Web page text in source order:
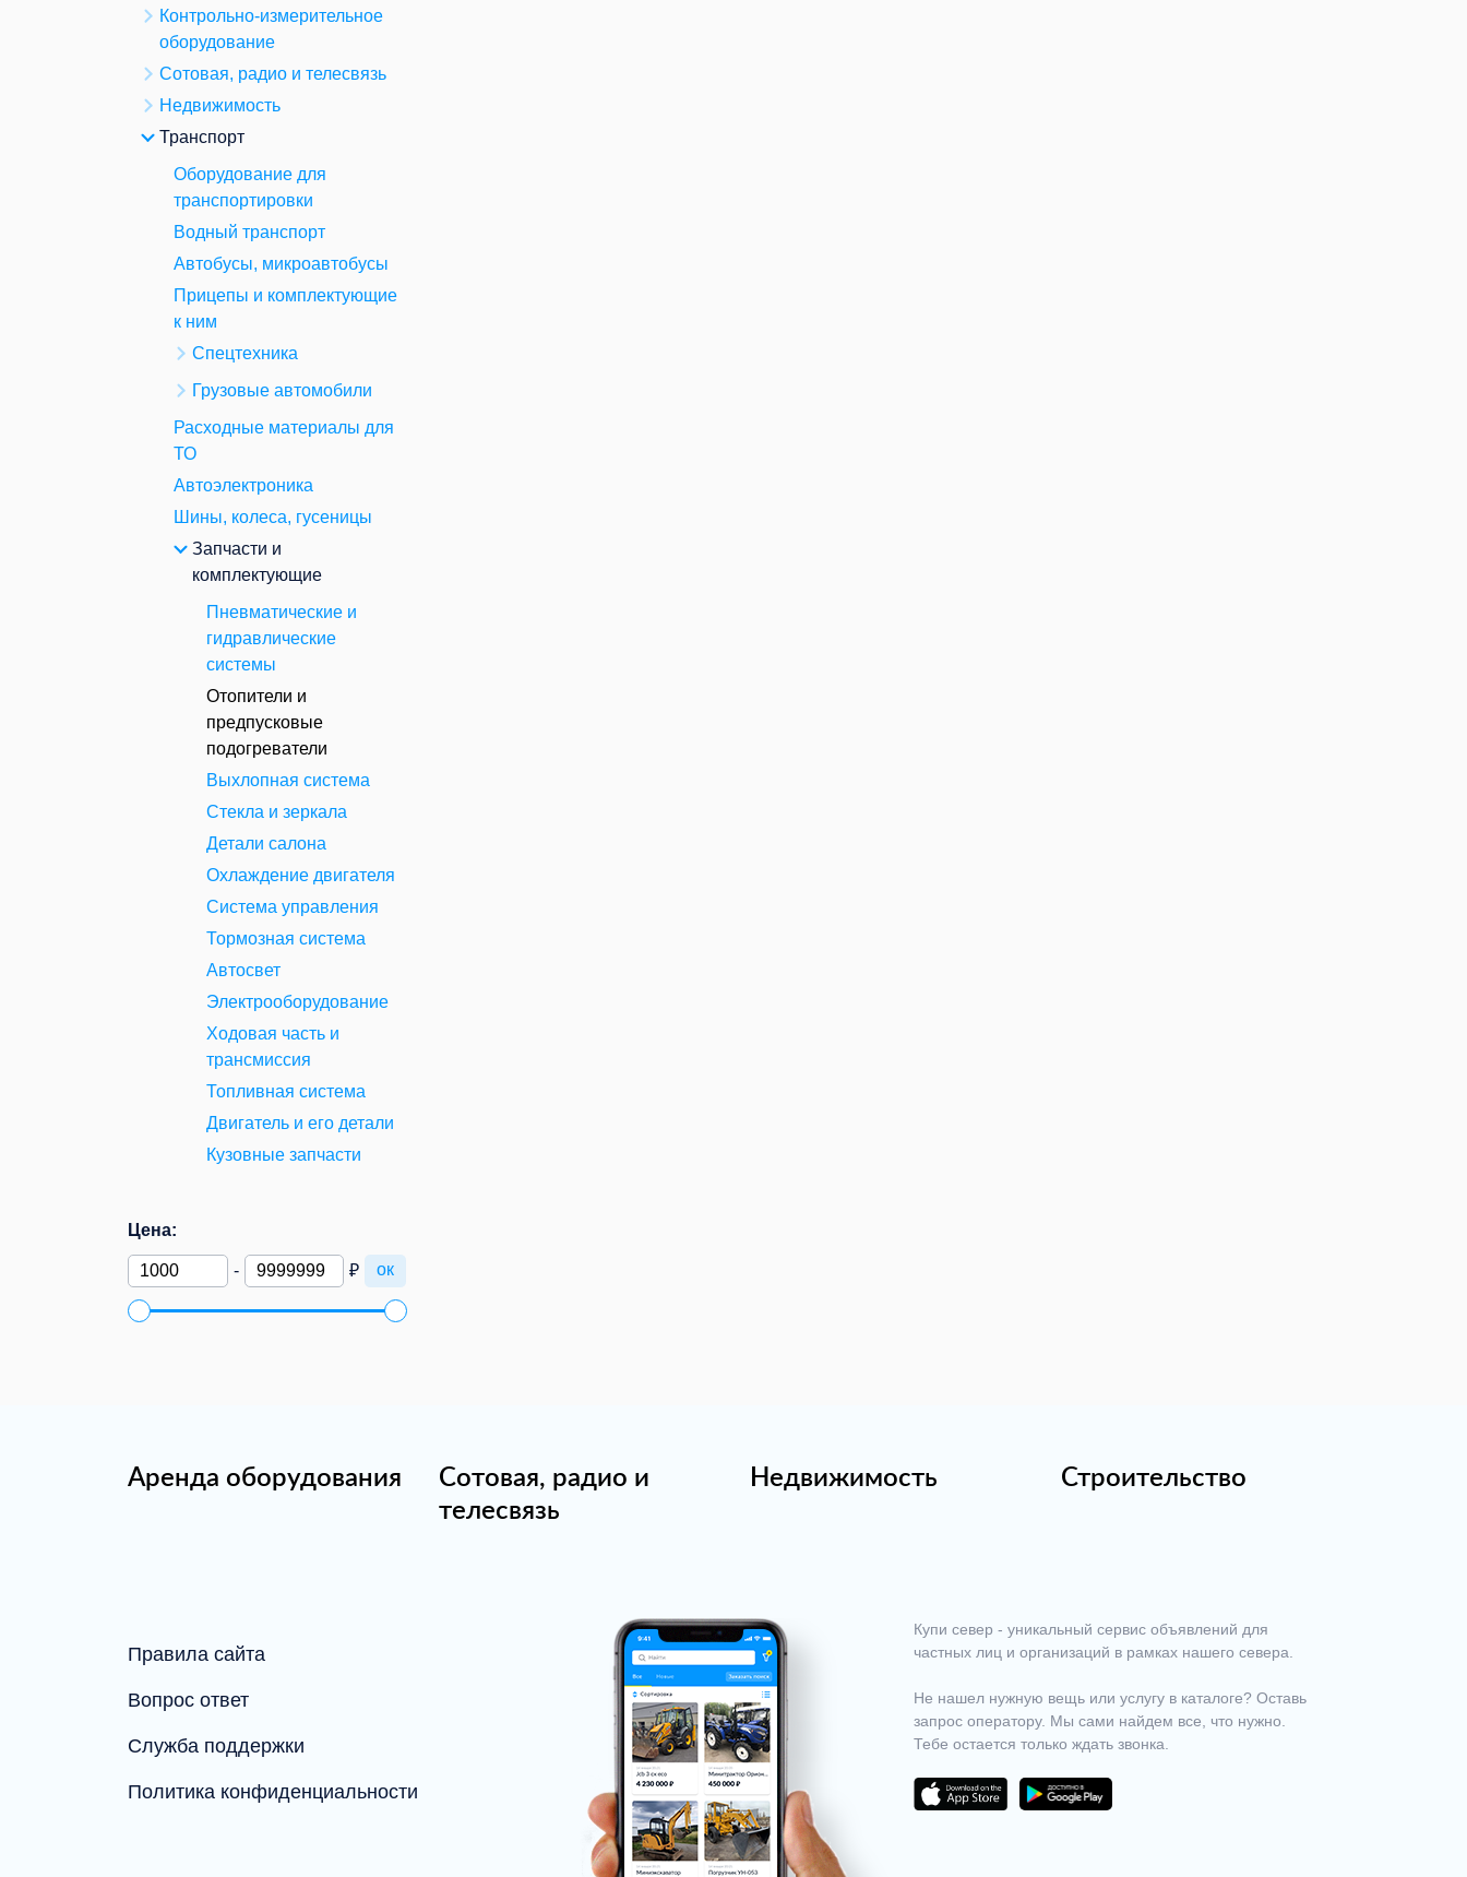
Контрольно-измерительное
оборудование
Сотовая, радио и телесвязь
Недвижимость
Транспорт
Оборудование для
транспортировки
Водный транспорт
Автобусы, микроавтобусы
Прицепы и комплектующие
к ним
Спецтехника
Грузовые автомобили
Расходные материалы для
ТО
Автоэлектроника
Шины, колеса, гусеницы
Запчасти и
комплектующие
Пневматические и
гидравлические
системы
Отопители и
предпусковые
подогреватели
Выхлопная система
Стекла и зеркала
Детали салона
Охлаждение двигателя
Система управления
Тормозная система
Автосвет
Электрооборудование
Ходовая часть и
трансмиссия
Топливная система
Двигатель и его детали
Кузовные запчасти
Цена:
- ₽ ок
Аренда оборудования
Сотовая, радио и
телесвязь
Недвижимость Строительство
Правила сайта
Вопрос ответ
Служба поддержки
Политика конфиденциальности
Купи север - уникальный сервис объявлений для
частных лиц и организаций в рамках нашего севера.
Не нашел нужную вещь или услугу в каталоге? Оставь
запрос оператору. Мы сами найдем все, что нужно.
Тебе остается только ждать звонка.